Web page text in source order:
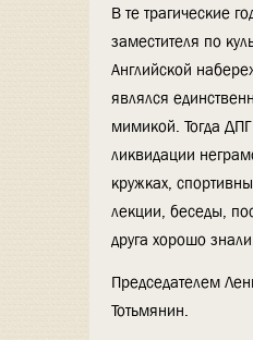
В те трагические
заместителя по
Английской
являлся
мимикой. Тогда
ликвидации
кружках,
лекции, беседы,
друга хорошо
Председателем
Тотьмянин.